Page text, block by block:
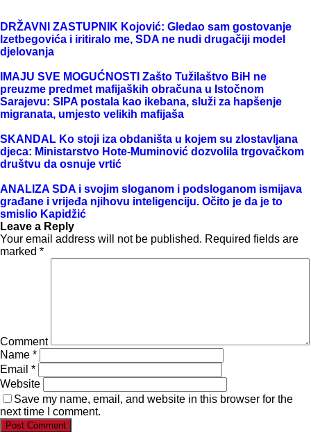
DRŽAVNI ZASTUPNIK Kojović: Gledao sam gostovanje
Izetbegovića i iritiralo me, SDA ne nudi drugačiji model
djelovanja
IMAJU SVE MOGUĆNOSTI Zašto Tužilaštvo BiH ne
preuzme predmet mafijaških obračuna u Istočnom
Sarajevu: SIPA postala kao ikebana, služi za hapšenje
migranata, umjesto velikih mafijaša
SKANDAL Ko stoji iza obdaništa u kojem su zlostavljana
djeca: Ministarstvo Hote-Muminović dozvolila trgovačkom
društvu da osnuje vrtić
ANALIZA SDA i svojim sloganom i podsloganom ismijava
građane i vrijeđa njihovu inteligenciju. Očito je da je to
smislio Kapidžić
Leave a Reply
Your email address will not be published. Required fields are
marked *
Comment
Name *
Email *
Website
Save my name, email, and website in this browser for the
next time I comment.